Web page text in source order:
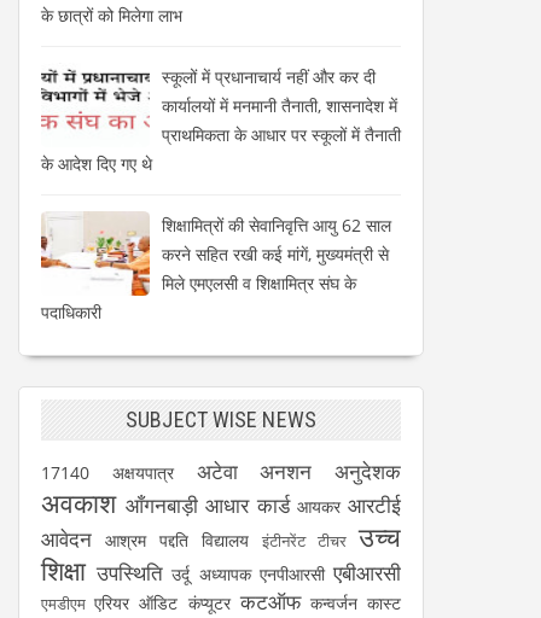
के छात्रों को मिलेगा लाभ
स्कूलों में प्रधानाचार्य नहीं और कर दी
कार्यालयों में मनमानी तैनाती, शासनादेश में
प्राथमिकता के आधार पर स्कूलों में तैनाती
के आदेश दिए गए थे
शिक्षामित्रों की सेवानिवृत्ति आयु 62 साल
करने सहित रखी कई मांगें, मुख्यमंत्री से
मिले एमएलसी व शिक्षामित्र संघ के
पदाधिकारी
SUBJECT WISE NEWS
17140 अक्षयपात्र अटेवा अनशन अनुदेशक
अवकाश आँगनबाड़ी आधार कार्ड आयकर आरटीई
आवेदन आश्रम पद्दति विद्यालय इंटीनरेंट टीचर उच्च
शिक्षा उपस्थिति उर्दू अध्यापक एनपीआरसी एबीआरसी
एमडीएम एरियर ऑडिट कंप्यूटर कटऑफ कन्वर्जन कास्ट